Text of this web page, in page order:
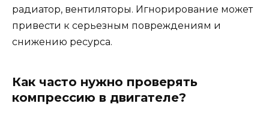
радиатор, вентиляторы. Игнорирование может
привести к серьезным повреждениям и
снижению ресурса.
Как часто нужно проверять
компрессию в двигателе?